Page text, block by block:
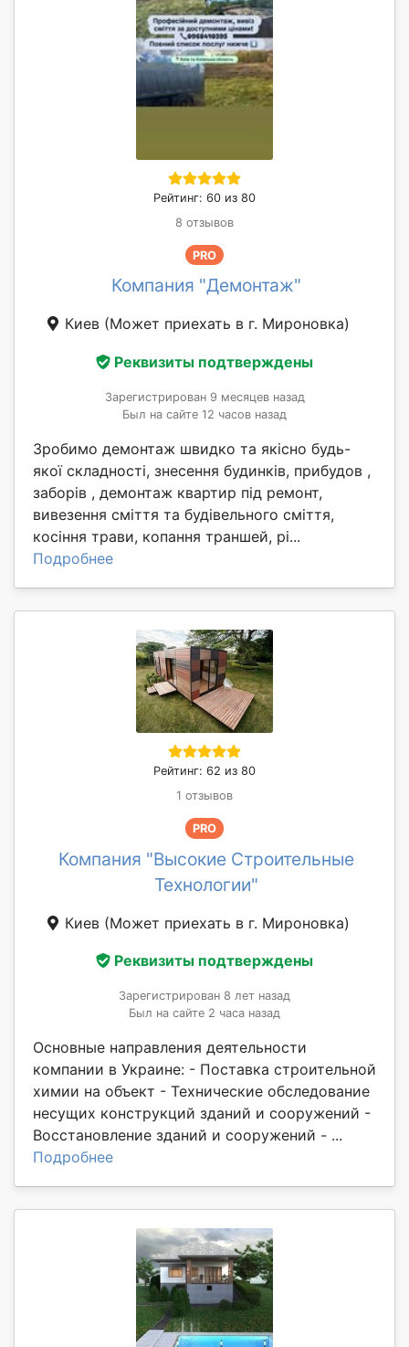
Рейтинг: 60 из 80
8 отзывов
PRO
Компания "Демонтаж"
Киев (Может приехать в г. Мироновка)
Реквизиты подтверждены
Зарегистрирован 9 месяцев назад
Был на сайте 12 часов назад
Зробимо демонтаж швидко та якісно будь-
якої складності, знесення будинків, прибудов ,
заборів , демонтаж квартир під ремонт,
вивезення сміття та будівельного сміття,
косіння трави, копання траншей, рі...
Подробнее
Рейтинг: 62 из 80
1 отзывов
PRO
Компания "Высокие Строительные
Технологии"
Киев (Может приехать в г. Мироновка)
Реквизиты подтверждены
Зарегистрирован 8 лет назад
Был на сайте 2 часа назад
Основные направления деятельности
компании в Украине: - Поставка строительной
химии на объект - Технические обследование
несущих конструкций зданий и сооружений -
Восстановление зданий и сооружений - ...
Подробнее